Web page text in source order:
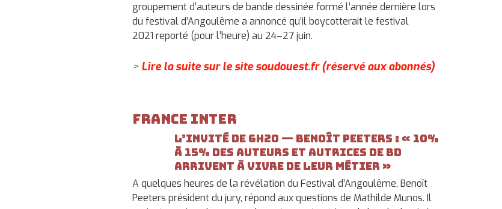
groupement d’auteurs de bande dessinée formé l’année dernière lors
du festival d’Angoulême a annoncé qu’il boycotterait le festival
2021 reporté (pour l’heure) au 24–27 juin.
> Lire la suite sur le site soudouest.fr (réservé aux abonnés)
France Inter
L’invité de 6h20 — Benoît Peeters : « 10%
à 15% des auteurs et autrices de BD
arrivent à vivre de leur métier »
A quelques heures de la révélation du Festival d’Angoulême, Benoît
Peeters président du jury, répond aux questions de Mathilde Munos. Il